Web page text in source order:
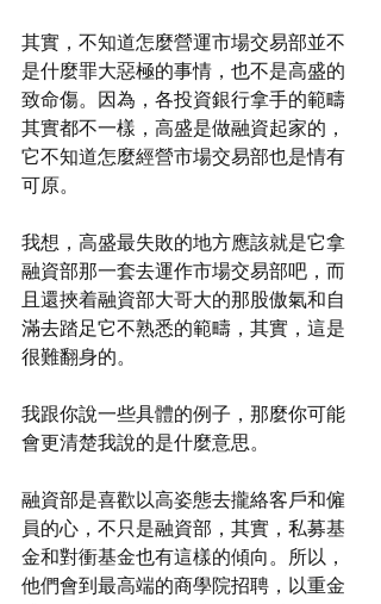
其實，不知道怎麼營運市場交易部並不
是什麼罪大惡極的事情，也不是高盛的
致命傷。因為，各投資銀行拿手的範疇
其實都不一樣，高盛是做融資起家的，
它不知道怎麼經營市場交易部也是情有
可原。
我想，高盛最失敗的地方應該就是它拿
融資部那一套去運作市場交易部吧，而
且還挾着融資部大哥大的那股傲氣和自
滿去踏足它不熟悉的範疇，其實，這是
很難翻身的。
我跟你說一些具體的例子，那麼你可能
會更清楚我說的是什麼意思。
融資部是喜歡以高姿態去攏絡客戶和僱
員的心，不只是融資部，其實，私募基
金和對衝基金也有這樣的傾向。所以，
他們會到最高端的商學院招聘，以重金